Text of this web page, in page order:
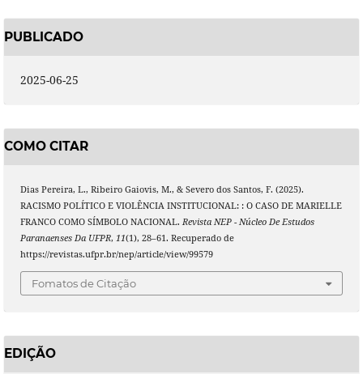
PUBLICADO
2025-06-25
COMO CITAR
Dias Pereira, L., Ribeiro Gaiovis, M., & Severo dos Santos, F. (2025).
RACISMO POLÍTICO E VIOLÊNCIA INSTITUCIONAL: : O CASO DE MARIELLE
FRANCO COMO SÍMBOLO NACIONAL. Revista NEP - Núcleo De Estudos
Paranaenses Da UFPR, 11(1), 28–61. Recuperado de
https://revistas.ufpr.br/nep/article/view/99579
Fomatos de Citação
EDIÇÃO